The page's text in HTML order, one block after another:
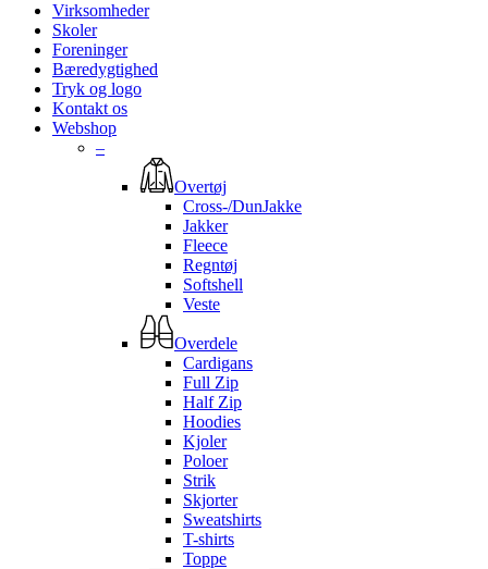
Virksomheder
Skoler
Foreninger
Bæredygtighed
Tryk og logo
Kontakt os
Webshop
–
Overtøj
Cross-/DunJakke
Jakker
Fleece
Regntøj
Softshell
Veste
Overdele
Cardigans
Full Zip
Half Zip
Hoodies
Kjoler
Poloer
Strik
Skjorter
Sweatshirts
T-shirts
Toppe